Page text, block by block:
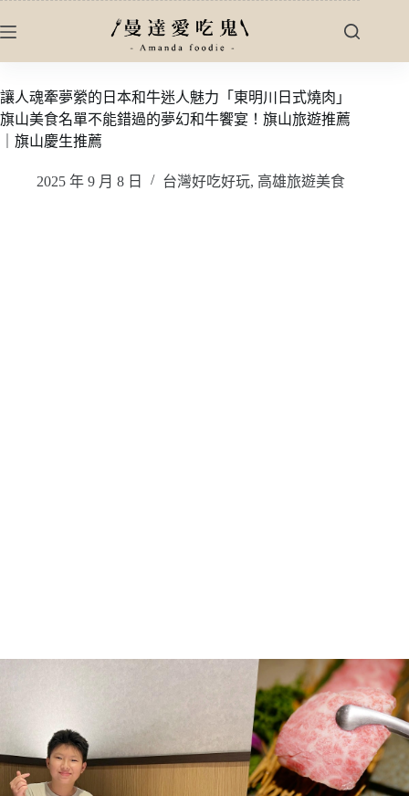
至
內
容
讓人魂牽夢縈的日本和牛迷人魅力「東明川日式燒肉」
旗山美食名單不能錯過的夢幻和牛饗宴！旗山旅遊推薦
｜旗山慶生推薦
2025 年 9 月 8 日 台灣好吃好玩, 高雄旅遊美食